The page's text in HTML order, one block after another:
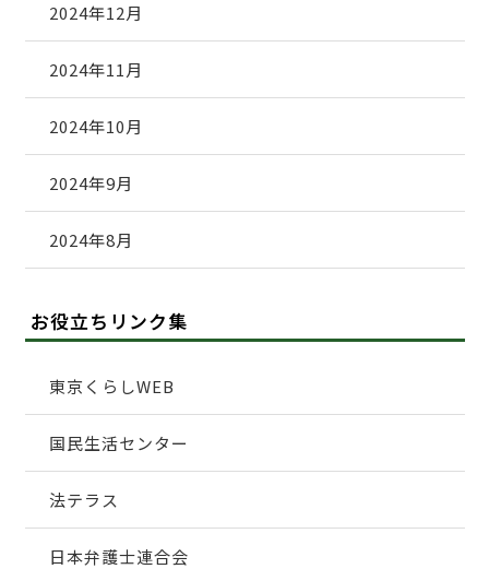
2024年12月
2024年11月
2024年10月
2024年9月
2024年8月
お役立ちリンク集
東京くらしWEB
国民生活センター
法テラス
日本弁護士連合会